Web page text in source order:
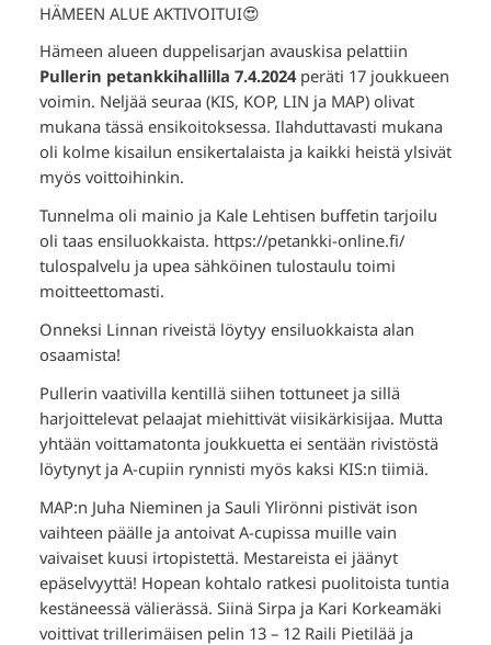
HÄMEEN ALUE AKTIVOITUI😍
Hämeen alueen duppelisarjan avauskisa pelattiin
Pullerin petankkihallilla 7.4.2024peräti 17 joukkueen
voimin. Neljää seuraa (KIS, KOP, LIN ja MAP) olivat
mukana tässä ensikoitoksessa. Ilahduttavasti mukana
oli kolme kisailun ensikertalaista ja kaikki heistä ylsivät
myös voittoihinkin.
Tunnelma oli mainio ja Kale Lehtisen buffetin tarjoilu
oli taas ensiluokkaista. https://petankki-online.fi/
tulospalvelu ja upea sähköinen tulostaulu toimi
moitteettomasti.
Onneksi Linnan riveistä löytyy ensiluokkaista alan
osaamista!
Pullerin vaativilla kentillä siihen tottuneet ja sillä
harjoittelevat pelaajat miehittivät viisikärkisijaa. Mutta
yhtään voittamatonta joukkuetta ei sentään rivistöstä
löytynyt ja A-cupiin rynnisti myös kaksi KIS:n tiimiä.
MAP:n Juha Nieminen ja Sauli Ylirönni pistivät ison
vaihteen päälle ja antoivat A-cupissa muille vain
vaivaiset kuusi irtopistettä. Mestareista ei jäänyt
epäselvyyttä! Hopean kohtalo ratkesi puolitoista tuntia
kestäneessä välierässä. Siinä Sirpa ja Kari Korkeamäki
voittivat trillerimäisen pelin 13 – 12 Raili Pietilää ja